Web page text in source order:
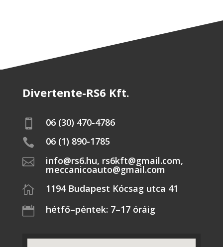
Divertente-RS6 Kft.
 06 (30) 470-4786
 06 (1) 890-1785
 info@rs6.hu, rs6kft@gmail.com,
meccanicoauto@gmail.com
 1194 Budapest Kócsag utca 41
 hétfő–péntek: 7–17 óráig